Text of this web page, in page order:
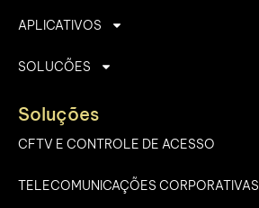
APLICATIVOS
SOLUCÕES
Soluções
CFTV E CONTROLE DE ACESSO
TELECOMUNICAÇÕES CORPORATIVAS